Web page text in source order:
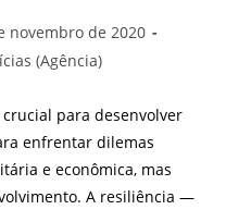
novembro de 2020
(Agência)
para desenvolver
enfrentar dilemas
e econômica, mas
A resiliência —